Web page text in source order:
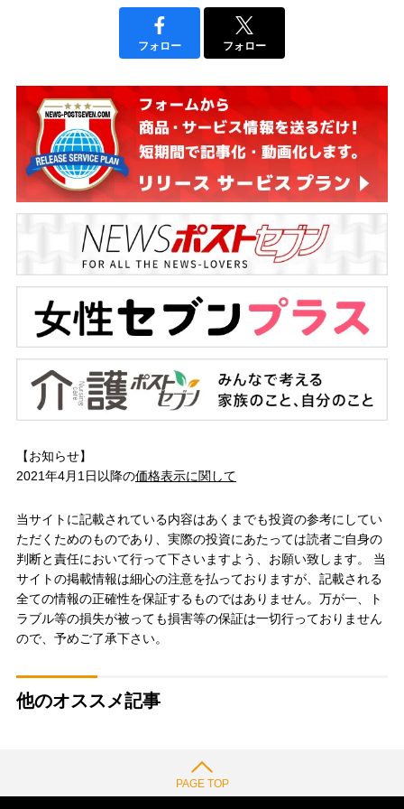
フォロー フォロー
【お知らせ】
2021年4月1日以降の価格表示に関して
当サイトに記載されている内容はあくまでも投資の参考にしてい
ただくためのものであり、実際の投資にあたっては読者ご自身の
判断と責任において行って下さいますよう、お願い致します。 当
サイトの掲載情報は細心の注意を払っておりますが、記載される
全ての情報の正確性を保証するものではありません。万が一、ト
ラブル等の損失が被っても損害等の保証は一切行っておりません
ので、予めご了承下さい。
他のオススメ記事
PAGE TOP